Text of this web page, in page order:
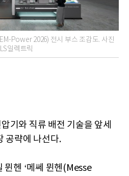
Power 2026) 전시 부스 조감도. 사진
일렉트릭
기와 직류 배전 기술을 앞세
공략에 나선다.
뮌헨 ‘메쎄 뮌헨(Messe